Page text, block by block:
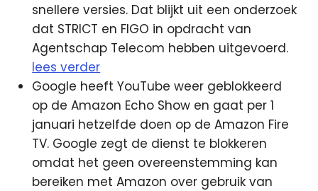
snellere versies. Dat blijkt uit een onderzoek
dat STRICT en FIGO in opdracht van
Agentschap Telecom hebben uitgevoerd.
lees verder
Google heeft YouTube weer geblokkeerd
op de Amazon Echo Show en gaat per 1
januari hetzelfde doen op de Amazon Fire
TV. Google zegt de dienst te blokkeren
omdat het geen overeenstemming kan
bereiken met Amazon over gebruik van